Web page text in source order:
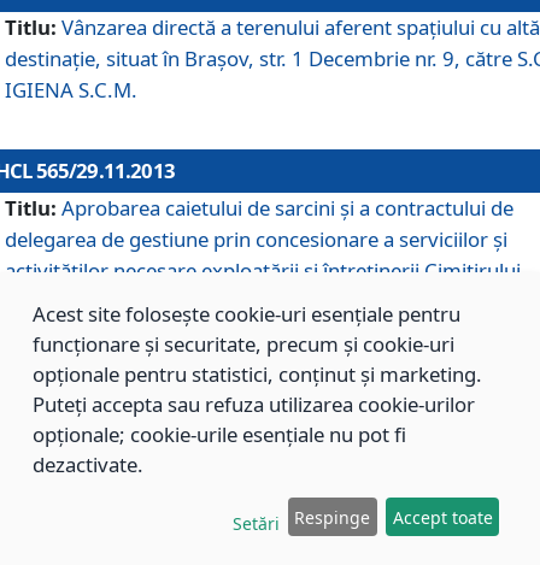
Titlu: Vânzarea directă a terenului aferent spaţiului cu altă
destinaţie, situat în Braşov, str. 1 Decembrie nr. 9, către
IGIENA S.C.M.
565/29.11.2013
Titlu: Aprobarea caietului de sarcini şi a contractului de
delegarea de gestiune prin concesionare a serviciilor şi
activităţilor necesare exploatării şi întreţinerii Cimitirului
Municipal Braşov situat în str. Dimitrie Anghel nr. 19.
564/29.11.2013
Titlu: Completarea şi modificarea H.C.L. nr. 446/2013,
care s-a aprobat studiul de fundamentare pentru
Acest site folosește cookie-uri esențiale pentru
funcționare și securitate, precum și cookie-uri
opționale pentru statistici, conținut și marketing.
Puteți accepta sau refuza utilizarea cookie-urilor
opționale; cookie-urile esențiale nu pot fi
dezactivate.
Setări Respinge Accept toate